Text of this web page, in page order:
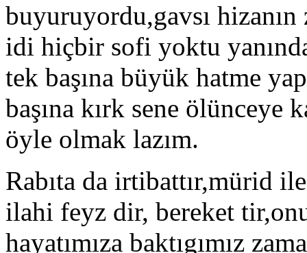
buyuruyordu,gavsı
idi hiçbir sofi yoktu
tek başına büyük hatme
başına kırk sene ölünceye
öyle olmak lazım.
Rabıta da irtibattır,mürid
ilahi feyz dir, bereket
hayatımıza baktıgımız